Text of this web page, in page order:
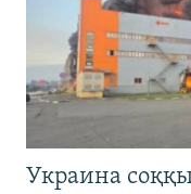
Украина